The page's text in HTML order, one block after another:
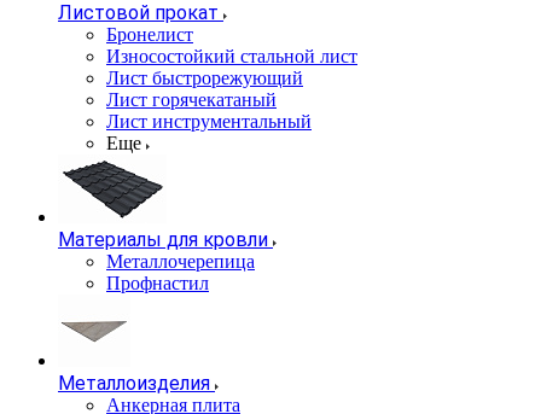
Листовой прокат
Бронелист
Износостойкий стальной лист
Лист быстрорежующий
Лист горячекатаный
Лист инструментальный
Еще
Материалы для кровли
Металлочерепица
Профнастил
Металлоизделия
Анкерная плита